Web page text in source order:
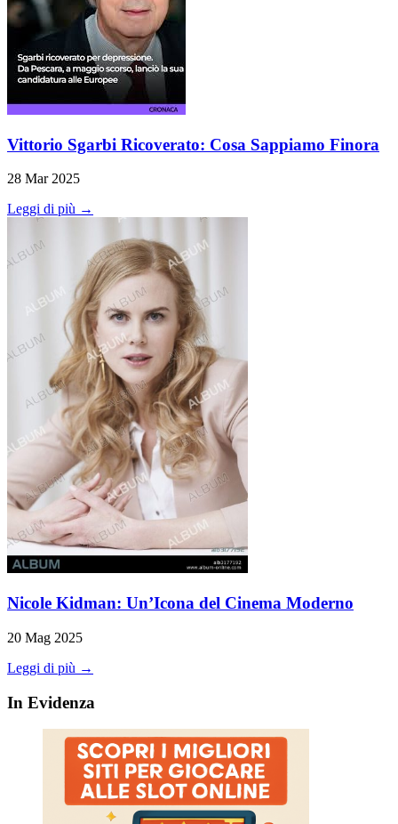
Vittorio Sgarbi Ricoverato: Cosa Sappiamo Finora
28 Mar 2025
Leggi di più →
Nicole Kidman: Un’Icona del Cinema Moderno
20 Mag 2025
Leggi di più →
In Evidenza